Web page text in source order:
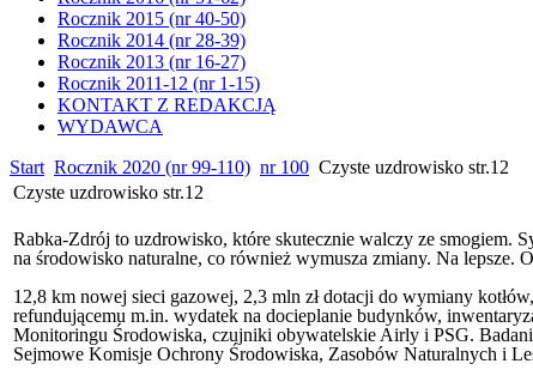
Rocznik 2015 (nr 40-50)
Rocznik 2014 (nr 28-39)
Rocznik 2013 (nr 16-27)
Rocznik 2011-12 (nr 1-15)
KONTAKT Z REDAKCJĄ
WYDAWCA
Start Rocznik 2020 (nr 99-110) nr 100 Czyste uzdrowisko str.12
Czyste uzdrowisko str.12
Rabka-Zdrój to uzdrowisko, które skutecznie walczy ze smogiem.
na środowisko naturalne, co również wymusza zmiany. Na lepsze.
12,8 km nowej sieci gazowej, 2,3 mln zł dotacji do wymiany
refundującemu m.in. wydatek na docieplanie budynków,
Monitoringu Środowiska, czujniki obywatelskie Airly i PSG.
Sejmowe Komisje Ochrony Środowiska, Zasobów Naturalnych i